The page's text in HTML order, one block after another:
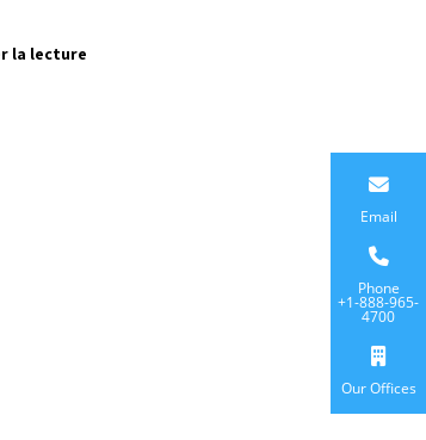
la lecture
Email
Phone
+1-888-965-
4700
Our Offices